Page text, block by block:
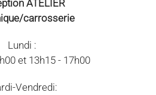
ATELIER
carrosserie
Lundi :
et 13h15 - 17h00
Vendredi: